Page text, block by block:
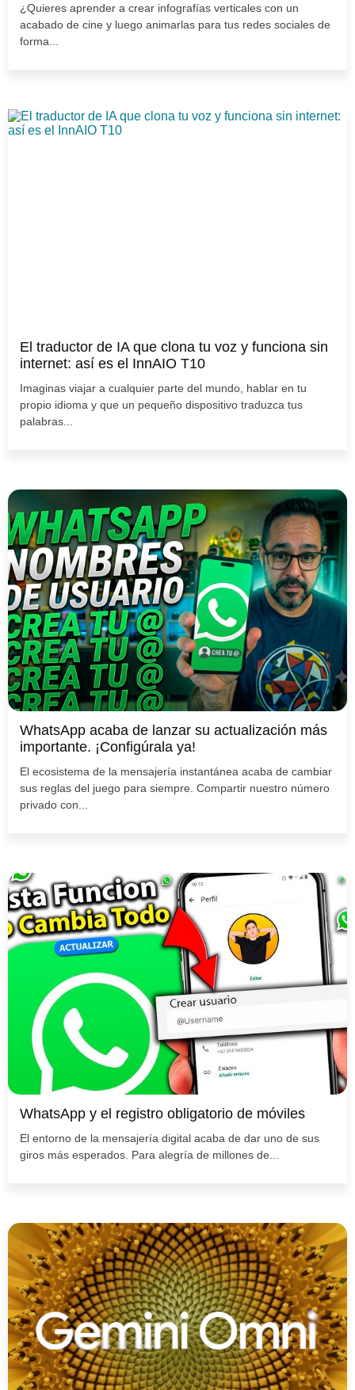
¿Quieres aprender a crear infografías verticales con un
acabado de cine y luego animarlas para tus redes sociales de
forma...
El traductor de IA que clona tu voz y funciona sin
internet: así es el InnAIO T10
Imaginas viajar a cualquier parte del mundo, hablar en tu
propio idioma y que un pequeño dispositivo traduzca tus
palabras...
WhatsApp acaba de lanzar su actualización más
importante. ¡Configúrala ya!
El ecosistema de la mensajería instantánea acaba de cambiar
sus reglas del juego para siempre. Compartir nuestro número
privado con...
WhatsApp y el registro obligatorio de móviles
El entorno de la mensajería digital acaba de dar uno de sus
giros más esperados. Para alegría de millones de...